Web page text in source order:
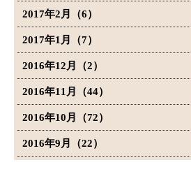
2017年2月（6）
2017年1月（7）
2016年12月（2）
2016年11月（44）
2016年10月（72）
2016年9月（22）